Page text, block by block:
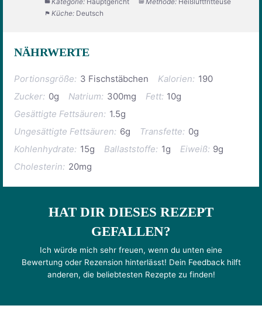
Küche: Deutsch
NÄHRWERTE
Portionsgröße: 3 Fischstäbchen Kalorien: 190
Zucker: 0g Natrium: 300mg Fett: 10g
Gesättigte Fettsäuren: 1.5g
Ungesättigte Fettsäuren: 6g Transfette: 0g
Kohlenhydrate: 15g Ballaststoffe: 1g Eiweiß: 9g
Cholesterin: 20mg
HAT DIR DIESES REZEPT
GEFALLEN?
Ich würde mich sehr freuen, wenn du unten eine
Bewertung oder Rezension hinterlässt! Dein Feedback hilft
anderen, die beliebtesten Rezepte zu finden!